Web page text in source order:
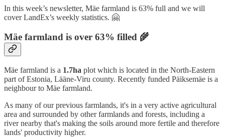
In this week’s newsletter, Mäe farmland is 63% full and we will
cover LandEx’s weekly statistics. 🤗
Mäe farmland is over 63% filled 🌾
Mäe farmland is a 1.7ha plot which is located in the North-Eastern
part of Estonia, Lääne-Viru county. Recently funded Päiksemäe is a
neighbour to Mäe farmland.
As many of our previous farmlands, it's in a very active agricultural
area and surrounded by other farmlands and forests, including a
river nearby that's making the soils around more fertile and therefore
lands' productivity higher.